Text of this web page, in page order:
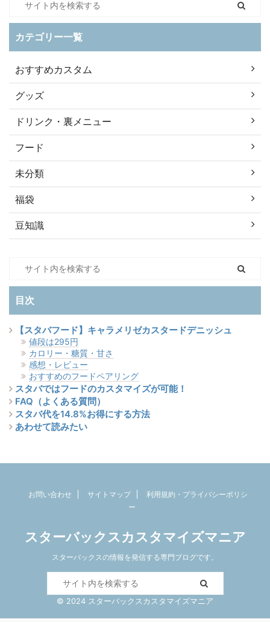
カテゴリー一覧
おすすめカスタム
グッズ
ドリンク・裏メニュー
フード
未分類
福袋
豆知識
目次
【スタバフード】キャラメリゼカスタードデニッシュ
値段は295円
カロリー・糖質・甘さ
感想・レビュー
おすすめのフードペアリング
スタバではフードのカスタマイズが可能！
FAQ（よくある質問）
スタバ代を14.8%お得にする方法
あわせて読みたい
お問い合わせ サイトマップ
利用規約・プライバシーポリシ
ー
スターバックスカスタマイズマニア
スターバックスの情報を発信する専門ブログです。
© 2024 スターバックスカスタマイズマニア